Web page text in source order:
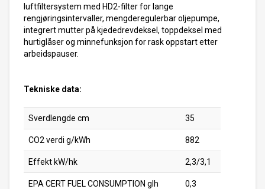
luftfiltersystem med HD2-filter for lange
rengjøringsintervaller, mengderegulerbar oljepumpe,
integrert mutter på kjededrevdeksel, toppdeksel med
hurtiglåser og minnefunksjon for rask oppstart etter
arbeidspauser.
Tekniske data:
Sverdlengde cm 35
CO2 verdi g/kWh 882
Effekt kW/hk 2,3/3,1
EPA CERT FUEL CONSUMPTION glh 0,3